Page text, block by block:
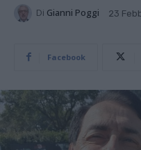
Di Gianni Poggi 23
Facebook